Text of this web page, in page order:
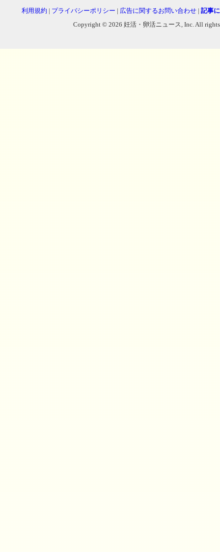
利用規約 | プライバシーポリシー | 広告に関するお問い合わせ | 記事
Copyright © 2026 妊活・卵活ニュース, Inc. All